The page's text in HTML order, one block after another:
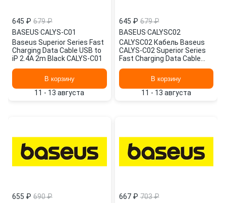
645 ₽ 679 ₽
BASEUS·CALYS-C01
Baseus Superior Series Fast
Charging Data Cable USB to
iP 2.4A 2m Black CALYS-C01
В корзину
11 - 13 августа
645 ₽ 679 ₽
BASEUS·CALYSC02
CALYSC02 Кабель Baseus
CALYS-C02 Superior Series
Fast Charging Data Cable
В корзину
11 - 13 августа
655 ₽ 690 ₽
667 ₽ 703 ₽